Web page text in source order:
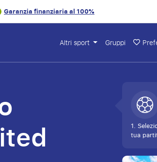
Garanzia finanziaria al 100%
Altri sport Gruppi
1.
tua